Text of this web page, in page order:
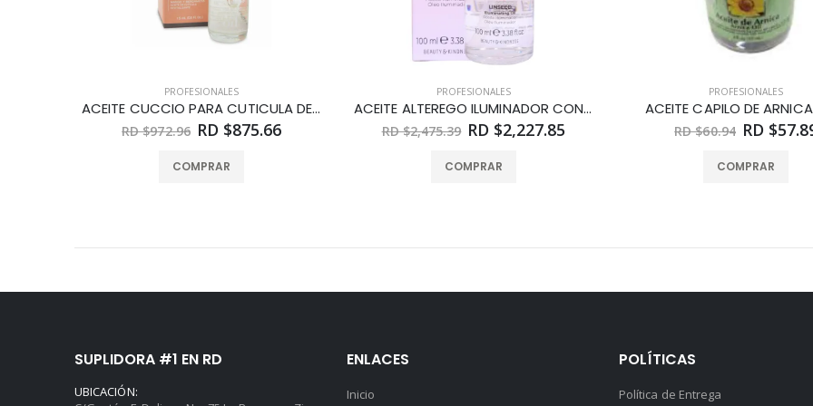
PROFESIONALES
ACEITE CUCCIO PARA CUTICULA DE MANDO Y BERGAMOTA 15 ML
RD $972.96 RD $875.66
COMPRAR
PROFESIONALES
ACEITE ALTEREGO ILUMINADOR CON SEMILLAS DE LINO 100 ML
RD $2,475.39 RD $2,227.85
COMPRAR
PROFESIONALES
ACEITE CAPILO DE
RD $60.94 RD
COMPRAR
SUPLIDORA #1 EN RD
UBICACIÓN:
ENLACES
Inicio
POLÍTICAS
Política de Entrega